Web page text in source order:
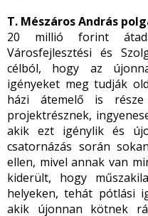
T. Mészáros András
20 millió forint
Városfejlesztési és
célból, hogy az
igényeket meg tudják
házi átemelő is része
projektrésznek,
akik ezt igénylik és
csatornázás során
ellen, mivel annak van
kiderült, hogy
helyeken, tehát pótlási
akik újonnan kötnek